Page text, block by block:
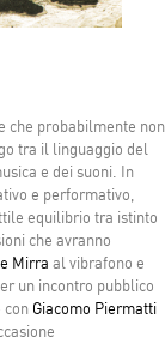
che probabilmente non
tra il linguaggio del
e dei suoni. In
e performativo,
equilibrio tra istinto
che avranno
Mirra al vibrafono e
un incontro pubblico
con Giacomo Piermatti